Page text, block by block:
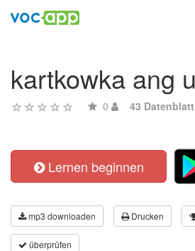
kartkowka ang
0 43 Datenblatt
Lernen beginnen
mp3 downloaden Drucken
überprüfen